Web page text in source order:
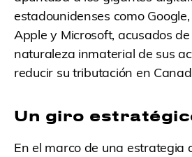
estadounidenses como
Apple y Microsoft, acusados
naturaleza inmaterial de sus
reducir su tributación en
Un giro
En el marco de una estrategia